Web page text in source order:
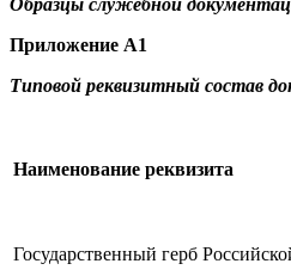
Приложение А1
Типовой реквизитный состав
Наименование реквизита
Государственный герб